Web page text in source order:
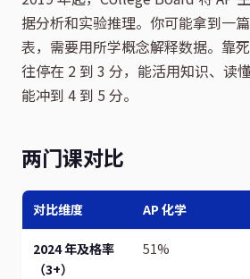
据分析和实验推理。你可能拿到一
表，需要用所学概念解释数据。靠
往停在 2 到 3 分，能活用知识、读
能冲到 4 到 5 分。
两门课对比
对比维度 AP 化学
2024 年及格率
（3+）
51%